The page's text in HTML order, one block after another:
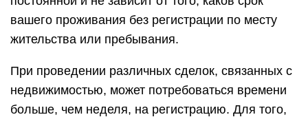
вашего проживания без регистрации по месту
жительства или пребывания.
При проведении различных сделок, связанных с
недвижимостью, может потребоваться времени
больше, чем неделя, на регистрацию. Для того,